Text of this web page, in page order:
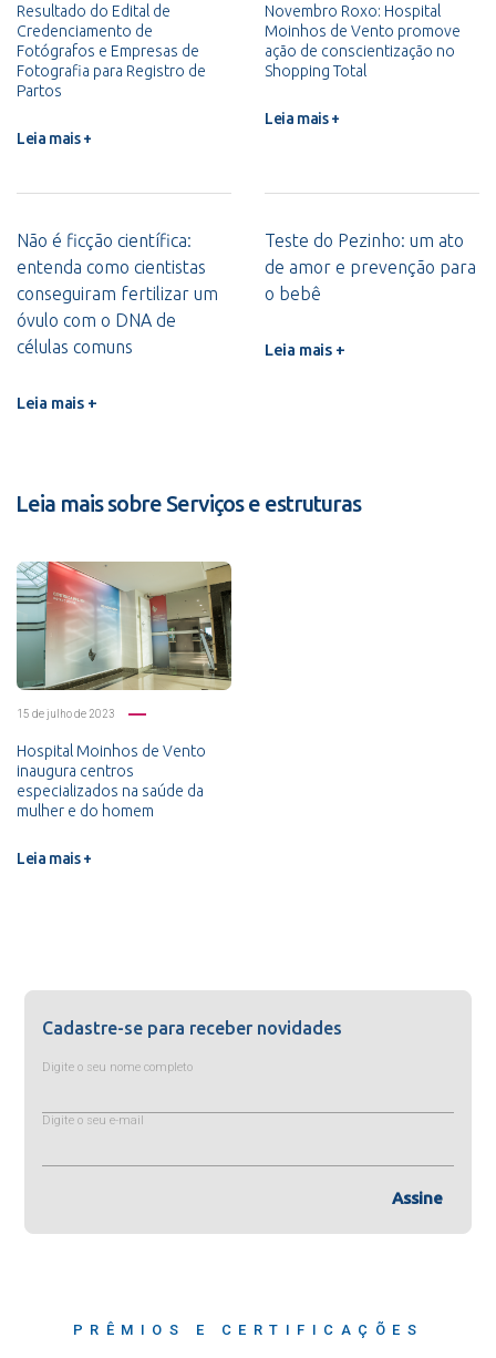
Resultado do Edital de
Credenciamento de
Fotógrafos e Empresas de
Fotografia para Registro de
Partos
Leia mais +
Novembro Roxo: Hospital
Moinhos de Vento promove
ação de conscientização no
Shopping Total
Leia mais +
Não é ficção científica:
entenda como cientistas
conseguiram fertilizar um
óvulo com o DNA de
células comuns
Leia mais +
Teste do Pezinho: um ato
de amor e prevenção para
o bebê
Leia mais +
Leia mais sobre Serviços e estruturas
15 de julho de 2023
Hospital Moinhos de Vento
inaugura centros
especializados na saúde da
mulher e do homem
Leia mais +
Cadastre-se para receber novidades
Digite o seu nome completo
Digite o seu e-mail
Assine
PRÊMIOS E CERTIFICAÇÕES